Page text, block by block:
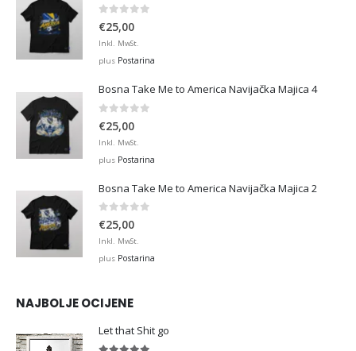
0 out of 5
€25,00
Inkl. MwSt.
plus Postarina
Bosna Take Me to America Navijačka Majica 4
€25,00
Inkl. MwSt.
plus Postarina
Bosna Take Me to America Navijačka Majica 2
0 out of 5
€25,00
Inkl. MwSt.
plus Postarina
NAJBOLJE OCIJENE
Let that Shit go